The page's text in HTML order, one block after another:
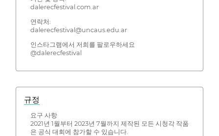
dalerecfestival.com.ar
연락처:
dalerecfestival@uncaus.edu.ar
인스타그램에서 저희를 팔로우하세요
@dalerecfestival
규정
요구 사항
2021년 1월부터 2023년 7월까지 제작된 모든 시청각 작품
은 공식 대회에 참가할 수 있습니다.